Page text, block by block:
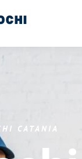
CATANIA